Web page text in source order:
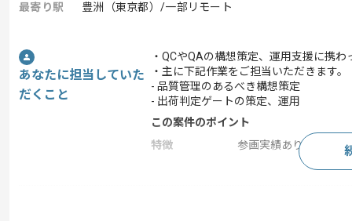
最寄り駅
豊洲（東京都）/一部リモート
あなたに担当していた
だくこと
・QCやQAの構想策定、運用支援に携わ
・主に下記作業をご担当いただきます。
- 品質管理のあるべき構想策定
- 出荷判定ゲートの策定、運用
この案件のポイント
特徴
参画実績あり , 20代活